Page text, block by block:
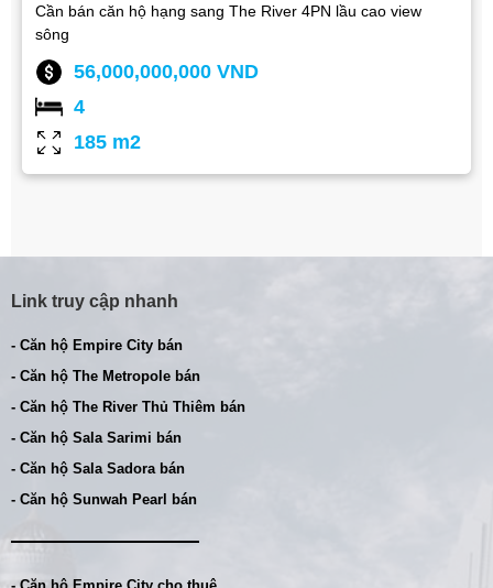
Cần bán căn hộ hạng sang The River 4PN lầu cao view
sông
56,000,000,000 VND
4
185 m2
Link truy cập nhanh
- Căn hộ Empire City bán
- Căn hộ The Metropole bán
- Căn hộ The River Thủ Thiêm bán
- Căn hộ Sala Sarimi bán
- Căn hộ Sala Sadora bán
- Căn hộ Sunwah Pearl bán